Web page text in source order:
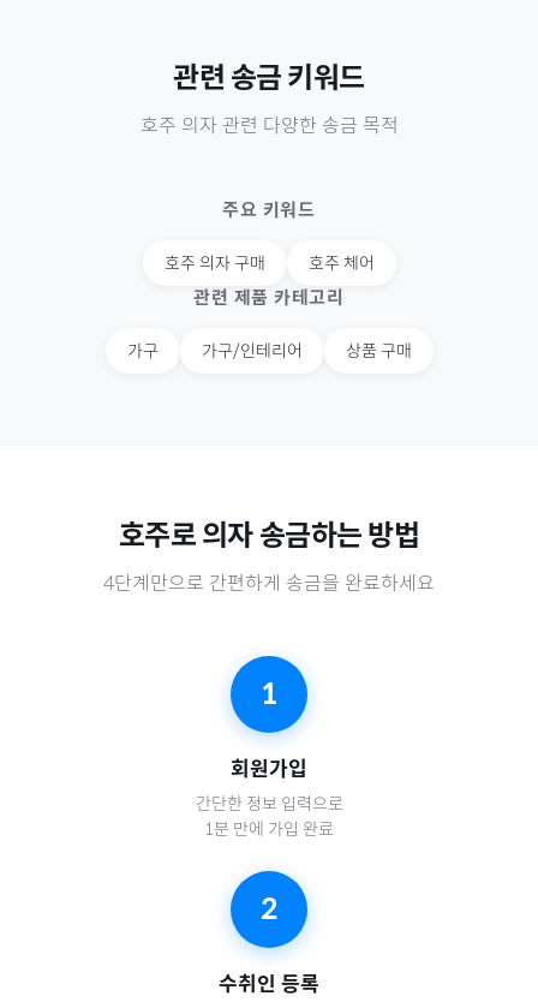
관련 송금 키워드
호주 의자 관련 다양한 송금 목적
주요 키워드
호주 의자 구매 호주 체어
관련 제품 카테고리
가구 가구/인테리어 상품 구매
호주로 의자송금하는 방법
4단계만으로 간편하게 송금을 완료하세요
1
회원가입
간단한 정보 입력으로
1분 만에 가입 완료
2
수취인 등록